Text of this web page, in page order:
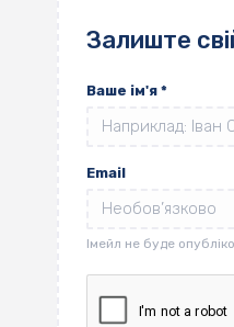
Залиште
Ваше ім'я *
Email